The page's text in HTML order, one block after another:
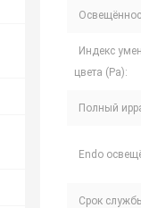
Индекс
цвета (Ра):
Полный
Endo
Срок